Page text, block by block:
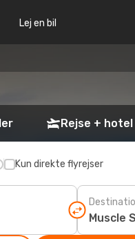
Lej en bil
Rejse + hotel
Kun direkte flyrejser